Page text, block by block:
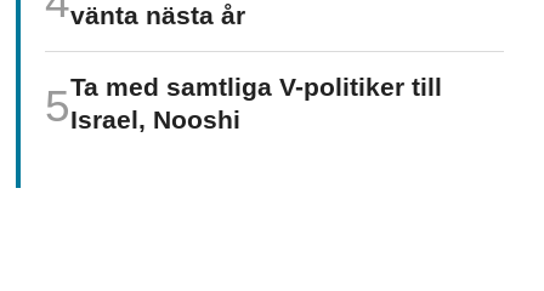
vänta nästa år
Ta med samtliga V-politiker till
Israel, Nooshi